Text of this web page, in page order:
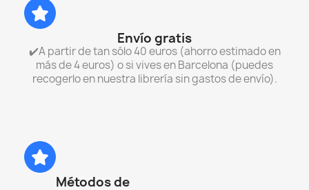
Envío gratis
✔️A partir de tan sólo 40 euros (ahorro estimado en
más de 4 euros) o si vives en Barcelona (puedes
recogerlo en nuestra librería sin gastos de envío).
Métodos de